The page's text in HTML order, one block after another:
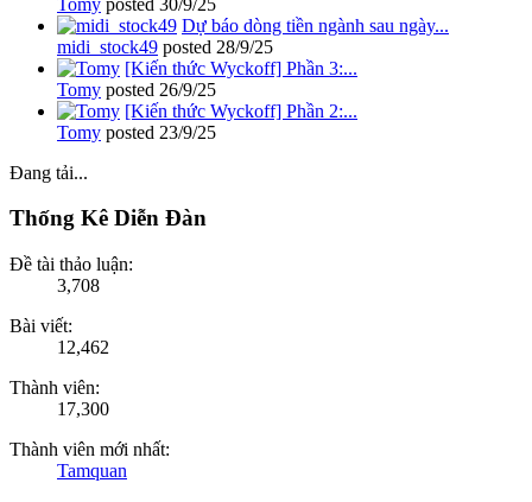
Dự báo dòng tiền ngành sau ngày...
midi_stock49 posted 28/9/25
[Kiến thức Wyckoff] Phần 3:...
Tomy posted 26/9/25
[Kiến thức Wyckoff] Phần 2:...
Tomy posted 23/9/25
Đang tải...
Thống Kê Diễn Đàn
Đề tài thảo luận:
3,708
Bài viết:
12,462
Thành viên:
17,300
Thành viên mới nhất:
Tamquan